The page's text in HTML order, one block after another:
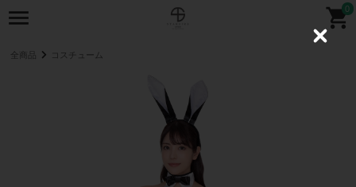
0
全商品 コスチューム
C